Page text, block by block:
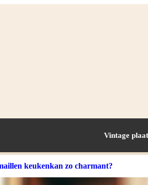
Vintage
keukenkan zo charmant?